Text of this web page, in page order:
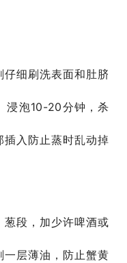
细刷洗表面和肚脐
浸泡10-20分钟，杀
入防止蒸时乱动掉
段，加少许啤酒或
层薄油，防止蟹黄